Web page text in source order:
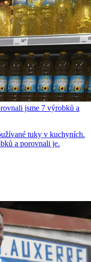
jsme 7 výrobků a
tuky v kuchyních.
a porovnali je.